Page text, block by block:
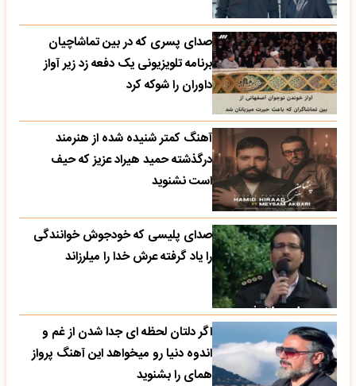
صدای پسری که در بین تماشاچیان
برنامه تلویزیونی یک دفعه زد زیر آواز
داوران را شوکه کرد
آهنگ کمتر شنیده شده از هنرمند
درگذشته حمید هیراد عزیز که حیف
است نشنوید
صدای پلیسی که خودجوش خوانندگی
را یاد گرفته عرش خدا را میلرزاند
اگر دلتان لحظه ای جدا شدن از غم و
اندوه دنیا رو میخواهد این آهنگ پرواز
همای را بشنوید